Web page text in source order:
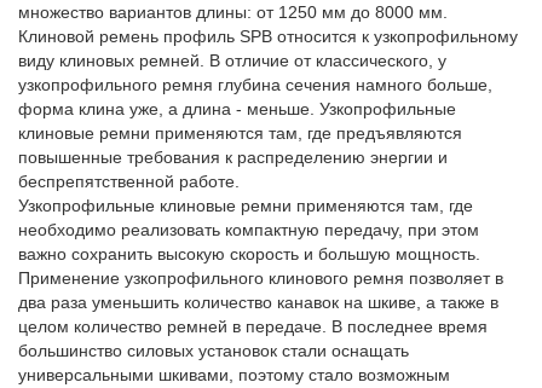
множество вариантов длины: от 1250 мм до 8000 мм.
Клиновой ремень профиль SPB относится к узкопрофильному
виду клиновых ремней. В отличие от классического, у
узкопрофильного ремня глубина сечения намного больше,
форма клина уже, а длина - меньше. Узкопрофильные
клиновые ремни применяются там, где предъявляются
повышенные требования к распределению энергии и
беспрепятственной работе.
Узкопрофильные клиновые ремни применяются там, где
необходимо реализовать компактную передачу, при этом
важно сохранить высокую скорость и большую мощность.
Применение узкопрофильного клинового ремня позволяет в
два раза уменьшить количество канавок на шкиве, а также в
целом количество ремней в передаче. В последнее время
большинство силовых установок стали оснащать
универсальными шкивами, поэтому стало возможным